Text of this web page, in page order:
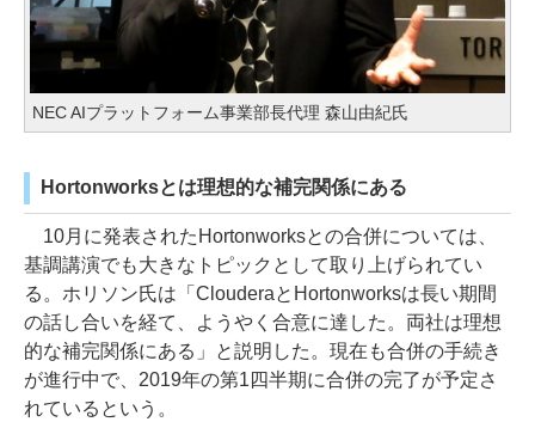
NEC AIプラットフォーム事業部長代理 森山由紀氏
Hortonworksとは理想的な補完関係にある
10月に発表されたHortonworksとの合併については、
基調講演でも大きなトピックとして取り上げられてい
る。ホリソン氏は「ClouderaとHortonworksは長い期間
の話し合いを経て、ようやく合意に達した。両社は理想
的な補完関係にある」と説明した。現在も合併の手続き
が進行中で、2019年の第1四半期に合併の完了が予定さ
れているという。